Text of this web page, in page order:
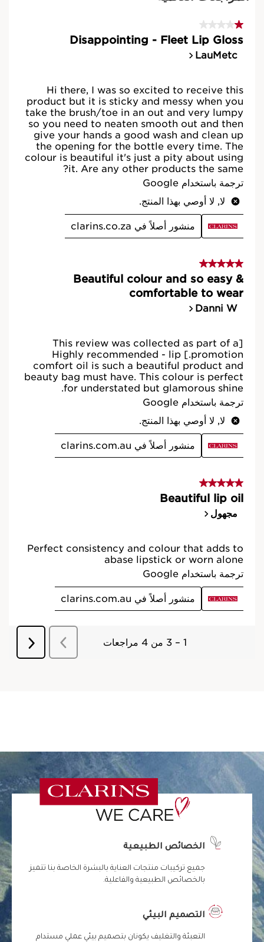
الخصائص الطبيعية
جميع تركيبات منتجات العناية بالبشرة الخاصة بنا تتميز
بالخصائص الطبيعية والفاعلية.
التصميم البيئي
التعبئة والتغليف يكونان بتصميم بيئي عملي مستدام